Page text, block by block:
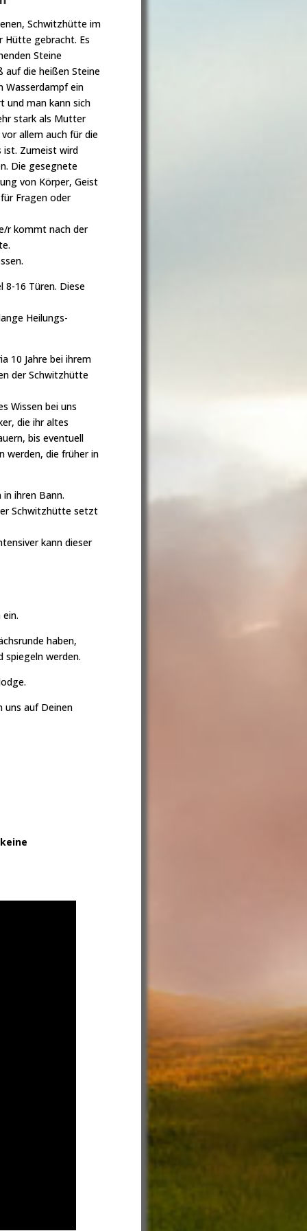
Schwitzhütte im
Hütte gebracht. Es
Steine
auf die heißen Steine
Wasserdampf ein
und man kann sich
stark als Mutter
allem auch für die
ist. Zumeist wird
Die gesegnete
von Körper, Geist
Fragen oder
r kommt nach der
8-16 Türen. Diese
Heilungs-
10 Jahre bei ihrem
der Schwitzhütte
Wissen bei uns
die ihr altes
bis eventuell
werden, die früher in
ihren Bann.
Schwitzhütte setzt
kann dieser
haben,
spiegeln werden.
uns auf Deinen